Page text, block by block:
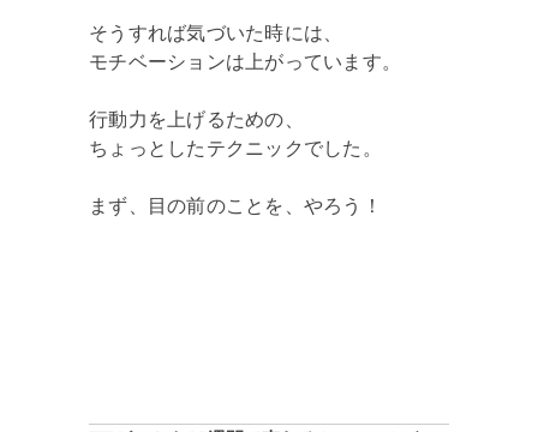
そうすれば気づいた時には、
モチベーションは上がっています。
行動力を上げるための、
ちょっとしたテクニックでした。
まず、目の前のことを、やろう！